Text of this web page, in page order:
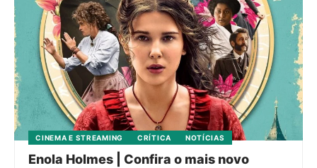
CINEMA E STREAMING CRÍTICA NOTÍCIAS
Enola Holmes | Confira o mais novo